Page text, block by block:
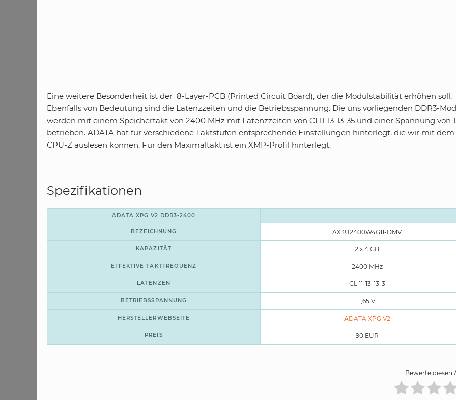
Eine weitere Besonderheit ist der 8-Layer-PCB (Printed Circuit Board), der die Modulstabilität erhöhen soll.
Ebenfalls von Bedeutung sind die Latenzzeiten und die Betriebsspannung. Die uns vorliegenden DDR3-
werden mit einem Speichertakt von 2400 MHz mit Latenzzeiten von CL11-13-13-35 und einer Spannung von
betrieben. ADATA hat für verschiedene Taktstufen entsprechende Einstellungen hinterlegt, die wir mit dem
CPU-Z auslesen können. Für den Maximaltakt ist ein XMP-Profil hinterlegt.
Spezifikationen
ADATA XPG V2 DDR3-2400
BEZEICHNUNG AX3U2400W4G11-DMV
KAPAZITÄT 2 x 4 GB
EFFEKTIVE TAKTFREQUENZ 2400 MHz
LATENZEN CL 11-13-13-3
BETRIEBSSPANNUNG 1,65 V
HERSTELLERWEBSEITE ADATA XPG V2
PREIS 90 EUR
Bewerte diesen